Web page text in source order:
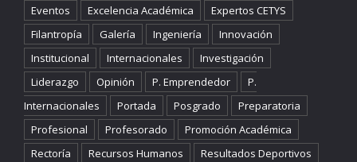
Eventos
Excelencia Académica
Expertos CETYS
Filantropía
Galería Ingeniería
Innovación
Institucional
Internacionales
Investigación
Liderazgo
Opinión P. Emprendedor
P.
Internacionales
Portada Posgrado
Preparatoria
Profesional
Profesorado
Promoción Académica
Rectoría
Recursos Humanos
Resultados Deportivos